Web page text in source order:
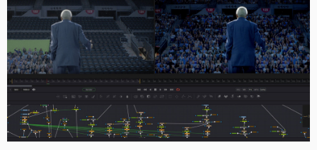
Canada
China
Denmark
Finland
France